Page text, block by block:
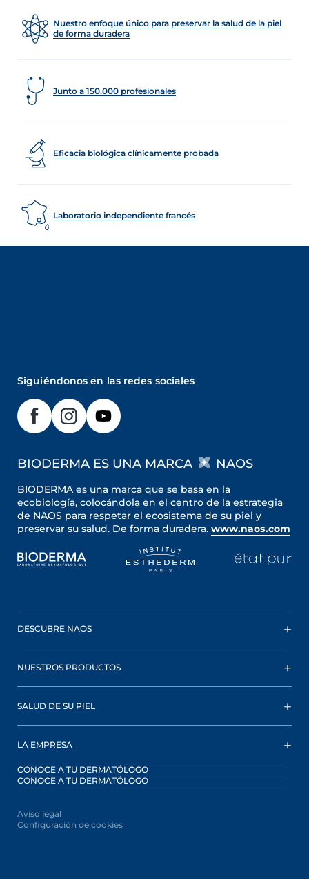
Nuestro enfoque único para preservar la salud de la piel
de forma duradera
Junto a 150.000 profesionales
Eficacia biológica clínicamente probada
Laboratorio independiente francés
Siguiéndonos en las redes sociales
BIODERMA ES UNA MARCA NAOS
BIODERMA es una marca que se basa en la
ecobiología, colocándola en el centro de la estrategia
de NAOS para respetar el ecosistema de su piel y
preservar su salud. De forma duradera. www.naos.com
DESCUBRE NAOS
NUESTROS PRODUCTOS
SALUD DE SU PIEL
LA EMPRESA
CONOCE A TU DERMATÓLOGO
CONOCE A TU DERMATÓLOGO
Aviso legal
Configuración de cookies